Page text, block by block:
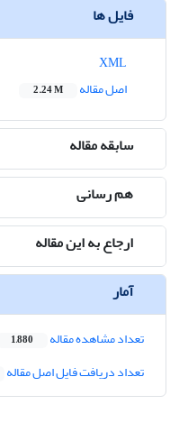
فایل ها
اصل مقاله
2.24 M
سابقه مقاله
هم رسانی
ارجاع به این مقاله
آمار
تعداد مشاهده مقاله 1,880
تعداد دریافت فایل اصل مقاله